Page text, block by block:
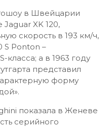
в Швейцарии
XK 120,
скорость в 193 км/ч,
S Ponton –
а в 1963 году
представил
форму
показала в Женеве
серийного